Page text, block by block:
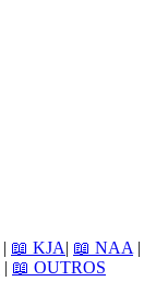
| 📖 KJA| 📖 NAA |
| 📖 OUTROS